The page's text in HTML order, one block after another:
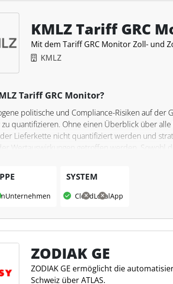
KMLZ Tariff GRC
Mit dem Tariff GRC Monitor Zoll- und
KMLZ
Tariff GRC Monitor?
politische und Compliance-Risiken auf der
quantifizieren. Ohne einen Überblick über
Lieferkette nicht quantifiziert werden und
Wertauswirkungen getroffen werden. Sowohl
Beschaffung und Supply Chain Management
mit dem Tariff GRC Monitor eine
ermöglichen, die Auswirkungen von Tarifen
Tarifpolitik Schritt zu halten.
Unternehmen
SYSTEM
CloudLokalApp
ZODIAK GE
ZODIAK GE ermöglicht die
Schweiz über ATLAS.